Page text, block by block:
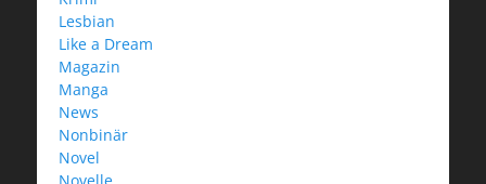
Lesbian
Like a Dream
Magazin
Manga
News
Nonbinär
Novel
Novelle